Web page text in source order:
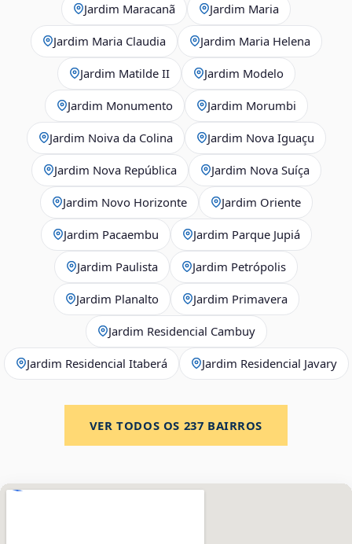
Jardim Maracanã Jardim Maria
Jardim Maria Claudia Jardim Maria Helena
Jardim Matilde II Jardim Modelo
Jardim Monumento Jardim Morumbi
Jardim Noiva da Colina Jardim Nova Iguaçu
Jardim Nova República Jardim Nova Suíça
Jardim Novo Horizonte Jardim Oriente
Jardim Pacaembu Jardim Parque Jupiá
Jardim Paulista Jardim Petrópolis
Jardim Planalto Jardim Primavera
Jardim Residencial Cambuy
Jardim Residencial Itaberá Jardim Residencial Javary
VER TODOS OS 237 BAIRROS